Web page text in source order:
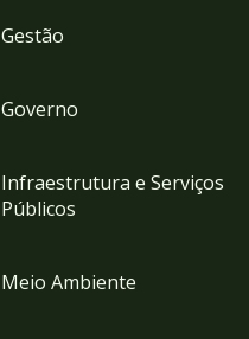
Gestão
Governo
Infraestrutura e Serviços
Públicos
Meio Ambiente